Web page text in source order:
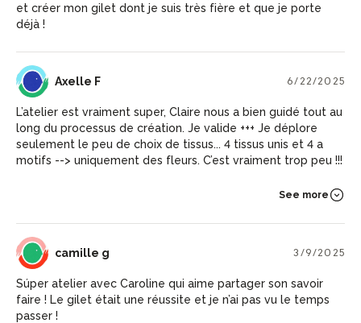
et créer mon gilet dont je suis très fière et que je porte
déjà !
AF Axelle F 6/22/2025
L’atelier est vraiment super, Claire nous a bien guidé tout au
long du processus de création. Je valide +++ Je déplore
seulement le peu de choix de tissus... 4 tissus unis et 4 a
motifs --> uniquement des fleurs. C’est vraiment trop peu !!!
See more
CG camille g 3/9/2025
Súper atelier avec Caroline qui aime partager son savoir
faire ! Le gilet était une réussite et je n’ai pas vu le temps
passer !